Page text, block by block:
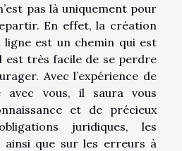
pas là uniquement pour
En effet, la création
ligne est un chemin qui est
est très facile de se perdre
Avec l’expérience de
avec vous, il saura vous
et de précieux
juridiques, les
ainsi que sur les erreurs à